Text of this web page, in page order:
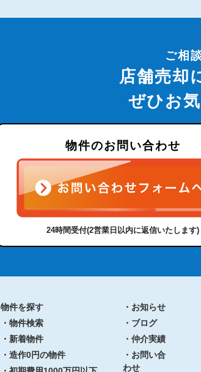
ご相
店舗売却
ぜひお
物件のお問い合わせ
24時間受付(2営業日以内に返信いたします)
物件を探す
・物件検索
・新着物件
・造作0円の物件
・お知らせ
・ブログ
・仲介実績
・お問い合
わせ